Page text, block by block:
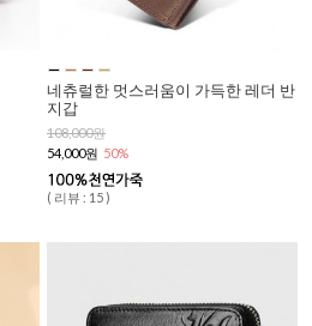
네츄럴한 멋스러움이 가득한 레더 반
지갑
108,000원
54,000원 50%
( 리뷰 : 15 )